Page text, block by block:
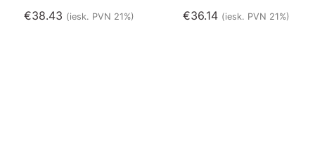
€38.43 (iesk. PVN 21%) €36.14 (iesk. PVN 21%)